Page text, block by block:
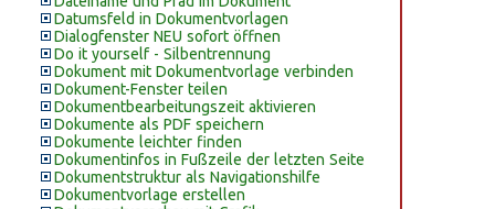
Datumsfeld in Dokumentvorlagen
Dialogfenster NEU sofort öffnen
Do it yourself - Silbentrennung
Dokument mit Dokumentvorlage verbinden
Dokument-Fenster teilen
Dokumentbearbeitungszeit aktivieren
Dokumente als PDF speichern
Dokumente leichter finden
Dokumentinfos in Fußzeile der letzten Seite
Dokumentstruktur als Navigationshilfe
Dokumentvorlage erstellen